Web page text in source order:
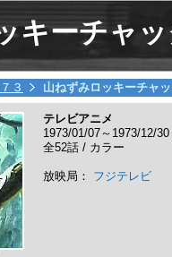
キーチャッ
３ 山ねずみロッキーチャッ
テレビアニメ
1973/01/07～1973/12/
全52話 / カラー
放映局： フジテレビ